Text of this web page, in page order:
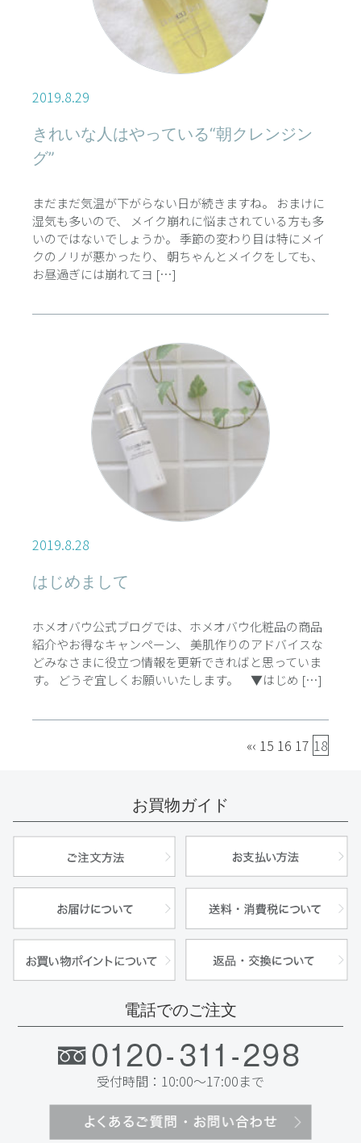
2019.8.29
きれいな人はやっている“朝クレンジン
グ”
まだまだ気温が下がらない日が続きますね。 おまけに
湿気も多いので、 メイク崩れに悩まされている方も多
いのではないでしょうか。 季節の変わり目は特にメイ
クのノリが悪かったり、 朝ちゃんとメイクをしても、
お昼過ぎには崩れてヨ […]
2019.8.28
はじめまして
ホメオバウ公式ブログでは、ホメオバウ化粧品の商品
紹介やお得なキャンペーン、 美肌作りのアドバイスな
どみなさまに役立つ情報を更新できればと思っていま
す。 どうぞ宜しくお願いいたします。 ▼はじめ […]
«‹ 15 16 17 18
電話でのご注文
受付時間：10:00〜17:00まで
お買物ガイド